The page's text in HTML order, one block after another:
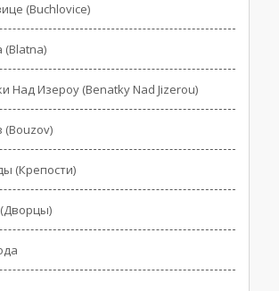
(Buchlovice)
(Blatna)
Над Изероу (Benatky Nad Jizerou)
(Bouzov)
(Крепости)